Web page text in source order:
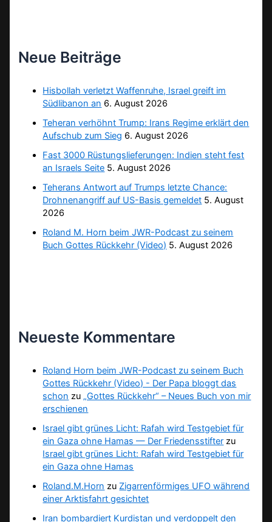
Neue Beiträge
Hisbollah verletzt Waffenruhe, Israel greift im
Südlibanon an 6. August 2026
Teheran verhöhnt Trump: Irans Regime erklärt den
Aufschub zum Sieg 6. August 2026
Fast 3000 Rüstungslieferungen: Indien steht fest
an Israels Seite 5. August 2026
Teherans Antwort auf Trumps letzte Chance:
Drohnenangriff auf US-Basis gemeldet 5. August
2026
Roland M. Horn beim JWR-Podcast zu seinem
Buch Gottes Rückkehr (Video) 5. August 2026
Neueste Kommentare
Roland Horn beim JWR-Podcast zu seinem Buch
Gottes Rückkehr (Video) - Der Papa bloggt das
schon zu „Gottes Rückkehr“ – Neues Buch von mir
erschienen
Israel gibt grünes Licht: Rafah wird Testgebiet für
ein Gaza ohne Hamas — Der Friedensstifter zu
Israel gibt grünes Licht: Rafah wird Testgebiet für
ein Gaza ohne Hamas
Roland.M.Horn zu Zigarrenförmiges UFO während
einer Arktisfahrt gesichtet
Iran bombardiert Kurdistan und verdoppelt den